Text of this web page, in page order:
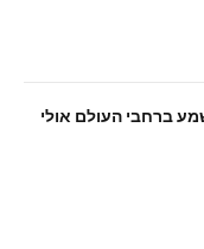
ברחבי העולם אולי